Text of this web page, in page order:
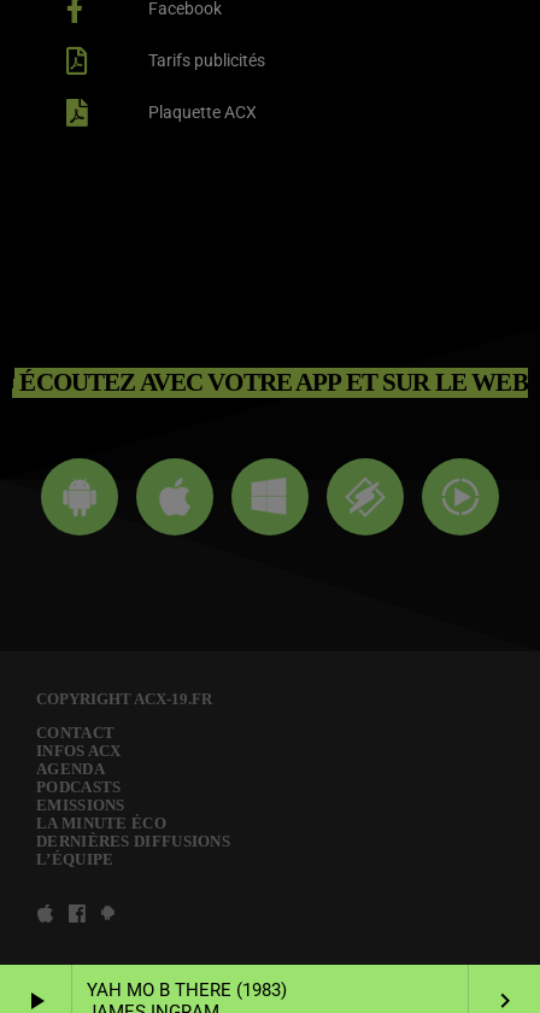
play_arrow
YAH MO B THERE (1983)
keyboard_arrow_right
Facebook
Tarifs publicités
Plaquette ACX
ÉCOUTEZ AVEC VOTRE APP ET SUR LE WEB
COPYRIGHT ACX-19.FR
CONTACT
INFOS ACX
AGENDA
PODCASTS
EMISSIONS
LA MINUTE ÉCO
DERNIÈRES DIFFUSIONS
L’ÉQUIPE